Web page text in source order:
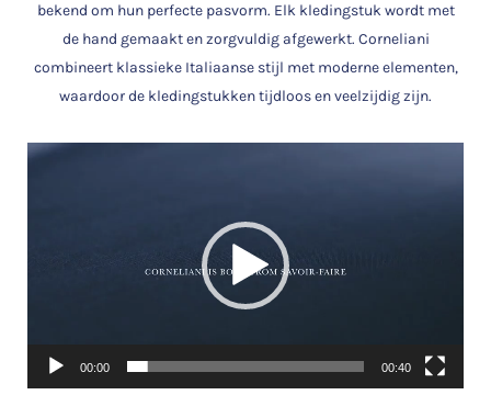
bekend om hun perfecte pasvorm. Elk kledingstuk wordt met
de hand gemaakt en zorgvuldig afgewerkt. Corneliani
combineert klassieke Italiaanse stijl met moderne elementen,
waardoor de kledingstukken tijdloos en veelzijdig zijn.
Videospeler
00:00 00:40